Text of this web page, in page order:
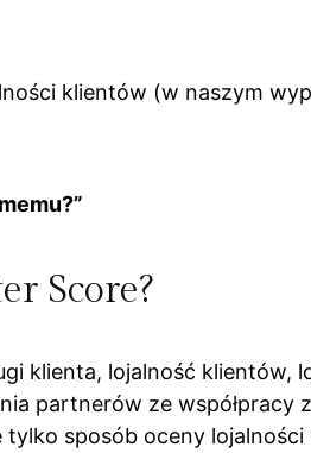
klientów (w naszym
Score?
klienta, lojalność klientów,
partnerów ze współpracy
sposób oceny